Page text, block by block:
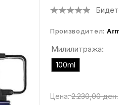
Производител:
Милилитража:
100ml
Цена: 2.230,00 ден.